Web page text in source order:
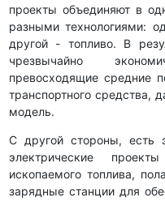
проекты объединяют в
разными технологиями:
другой - топливо. В
чрезвычайно
превосходящие средние
транспортного средства,
модель.
С другой стороны, есть
электрические
ископаемого топлива,
зарядные станции для